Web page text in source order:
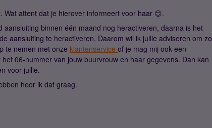
Wat attent dat je hierover informeert voor haar 😊.
aansluiting binnen één maand nog heractiveren, daarna is het
aansluiting te heractiveren. Daarom wil ik jullie adviseren om zo
te nemen met onze klantenservice of je mag mij ook een
06-nummer van jouw buurvrouw en haar gegevens. Dan kan
voor jullie.
hoor ik dat graag.